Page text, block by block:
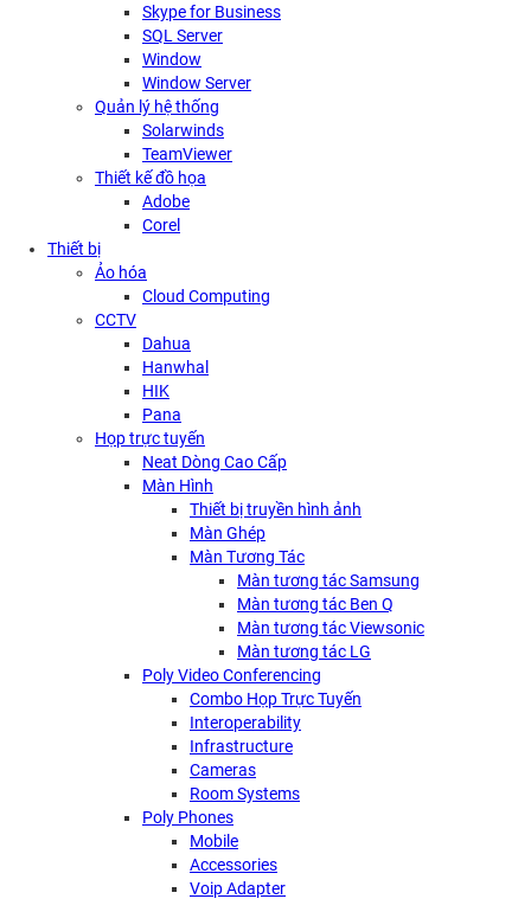
Skype for Business
SQL Server
Window
Window Server
Quản lý hệ thống
Solarwinds
TeamViewer
Thiết kế đồ họa
Adobe
Corel
Thiết bị
Ảo hóa
Cloud Computing
CCTV
Dahua
Hanwhal
HIK
Pana
Họp trực tuyến
Neat Dòng Cao Cấp
Màn Hình
Thiết bị truyền hình ảnh
Màn Ghép
Màn Tương Tác
Màn tương tác Samsung
Màn tương tác Ben Q
Màn tương tác Viewsonic
Màn tương tác LG
Poly Video Conferencing
Combo Họp Trực Tuyến
Interoperability
Infrastructure
Cameras
Room Systems
Poly Phones
Mobile
Accessories
Voip Adapter